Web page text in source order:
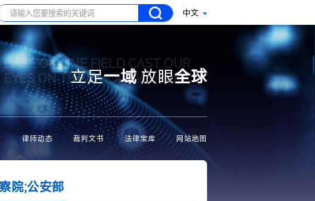
中文
BASE ON ONE FIELD CAST OUR
EYES ON THE WHOLE WORLD
立足一域放眼全球
律师动态 裁判文书 法律宝库 网站地图
院;公安部